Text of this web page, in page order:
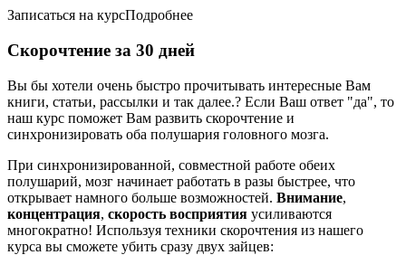
Записаться на курсПодробнее
Скорочтение за 30 дней
Вы бы хотели очень быстро прочитывать интересные Вам
книги, статьи, рассылки и так далее.? Если Ваш ответ "да", то
наш курс поможет Вам развить скорочтение и
синхронизировать оба полушария головного мозга.
При синхронизированной, совместной работе обеих
полушарий, мозг начинает работать в разы быстрее, что
открывает намного больше возможностей. Внимание,
концентрация, скорость восприятия усиливаются
многократно! Используя техники скорочтения из нашего
курса вы сможете убить сразу двух зайцев: